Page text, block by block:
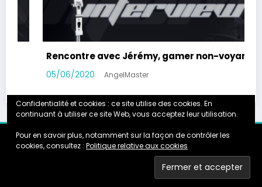
non-voyant Rencontre avec Pix’n Game
24/10/2019
Accueil Calendrier Instagram Galerie
Partenariats
About
- Newscrunch - Magazine & Blog WordPress Thème
SpiceThemes
Confidentialité et cookies : ce site utilise des cookies. En
continuant à utiliser ce site Web, vous acceptez leur utilisation.
Pour en savoir plus, notamment sur la façon de contrôler les
cookies, consultez : Politique relative aux cookies